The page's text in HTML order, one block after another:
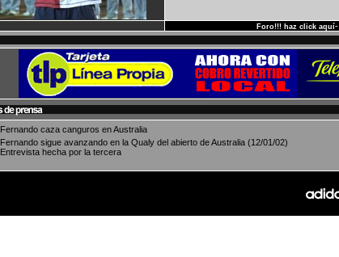
Foro!!! haz click aquí-
Fernando caza canguros en Australia
Fernando sigue avanzando en la Qualy del abierto de Australia (12/01/02)
Entrevista hecha por la tercera